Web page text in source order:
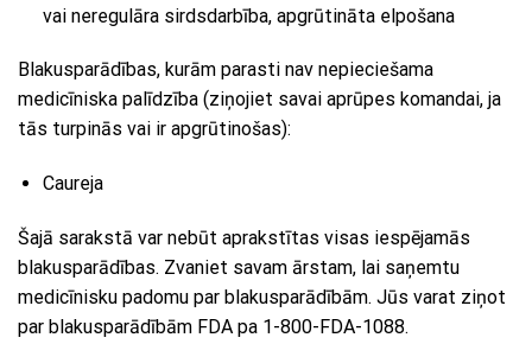
vai neregulāra sirdsdarbība, apgrūtināta elpošana
Blakusparādības, kurām parasti nav nepieciešama
medicīniska palīdzība (ziņojiet savai aprūpes komandai, ja
tās turpinās vai ir apgrūtinošas):
Caureja
Šajā sarakstā var nebūt aprakstītas visas iespējamās
blakusparādības. Zvaniet savam ārstam, lai saņemtu
medicīnisku padomu par blakusparādībām. Jūs varat ziņot
par blakusparādībām FDA pa 1-800-FDA-1088.